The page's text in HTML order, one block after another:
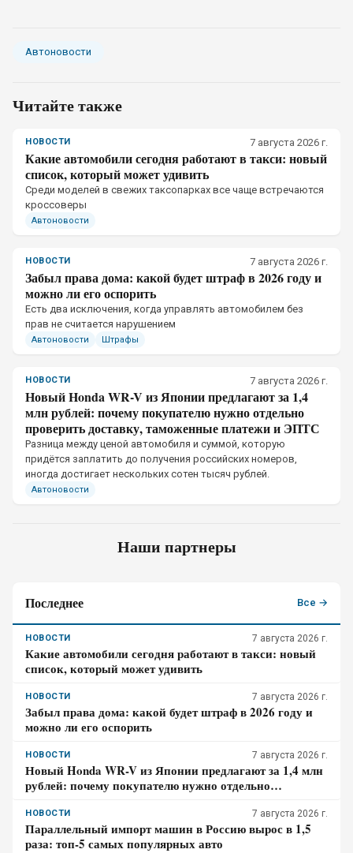
Автоновости
Читайте также
НОВОСТИ 7 августа 2026 г.
Какие автомобили сегодня работают в такси: новый
список, который может удивить
Среди моделей в свежих таксопарках все чаще встречаются
кроссоверы
Автоновости
НОВОСТИ 7 августа 2026 г.
Забыл права дома: какой будет штраф в 2026 году и
можно ли его оспорить
Есть два исключения, когда управлять автомобилем без
прав не считается нарушением
Автоновости Штрафы
НОВОСТИ 7 августа 2026 г.
Новый Honda WR-V из Японии предлагают за 1,4
млн рублей: почему покупателю нужно отдельно
проверить доставку, таможенные платежи и ЭПТС
Разница между ценой автомобиля и суммой, которую
придётся заплатить до получения российских номеров,
иногда достигает нескольких сотен тысяч рублей.
Автоновости
Наши партнеры
Последнее Все →
НОВОСТИ 7 августа 2026 г.
Какие автомобили сегодня работают в такси: новый
список, который может удивить
НОВОСТИ 7 августа 2026 г.
Забыл права дома: какой будет штраф в 2026 году и
можно ли его оспорить
НОВОСТИ 7 августа 2026 г.
Новый Honda WR-V из Японии предлагают за 1,4 млн
рублей: почему покупателю нужно отдельно
НОВОСТИ 7 августа 2026 г.
Параллельный импорт машин в Россию вырос в 1,5
раза: топ-5 самых популярных авто